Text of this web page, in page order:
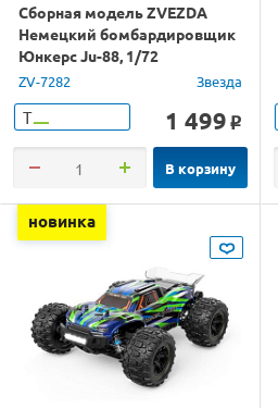
Сборная модель ZVEZDA
Немецкий бомбардировщик
Юнкерс Ju-88, 1/72
ZV-7282 Звезда
Т 1 499 o
В корзину
новинка